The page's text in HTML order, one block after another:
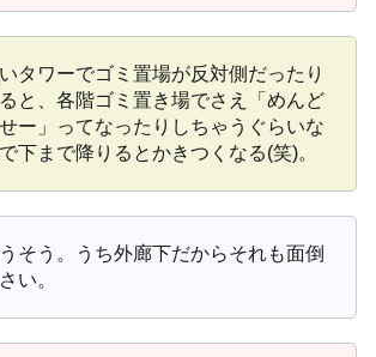
タワーでゴミ置場が反対側だったり
と、各階ゴミ置き場でさえ「めんど
ー」ってなったりしちゃうぐらいな
下まで降りるとかきつくなる(笑)。
そう。うち外廊下だからそれも面倒
い。